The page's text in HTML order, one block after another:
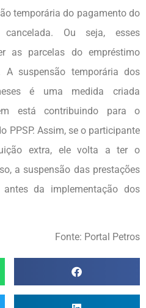
temporária do pagamento do
Ou seja, esses
as parcelas do empréstimo
A suspensão temporária dos
é uma medida criada
está contribuindo para o
PPSP. Assim, se o participante
extra, ele volta a ter o
a suspensão das prestações
antes da implementação dos
Fonte: Portal Petros